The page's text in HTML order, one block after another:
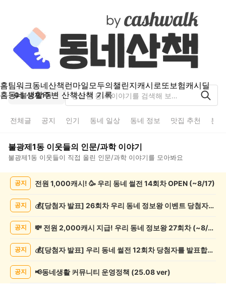
홈팀워크동네산책런마일모두의챌린지캐시로또보험캐시딜
홈동네 생활주변 산책산책 기록
불광제1동
전체글 공지 인기 동네 일상 동네 정보 맛집 추천 분
불광제1동 이웃들의 인문/과학이야기
불광제1동 이웃들이 직접 올린 인문/과학 이야기를 모아봐요
문/
글
공지 전원 1,000캐시! 🥳 우리 동네 썰전 14회차 OPEN (~8/17)
공지 💰[당첨자 발표] 26회차 우리 동네 정보왕 이벤트 당첨자를 발표합니다!
공지 💸 전원 2,000캐시 지급! 우리 동네 정보왕 27회차 (~8/10)
공지 💰[당첨자 발표] 우리 동네 썰전 12회차 당첨자를 발표합니다!
공지 📢동네생활 커뮤니티 운영정책 (25.08 ver)